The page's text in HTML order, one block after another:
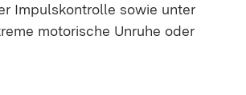
Impulskontrolle sowie unter
motorische Unruhe oder